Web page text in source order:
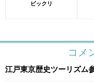
ビックリ